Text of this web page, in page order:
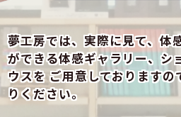
夢工房では、実際に見て、体
ができる体感ギャラリー、シ
ウスをご用意しておりますの
りください。